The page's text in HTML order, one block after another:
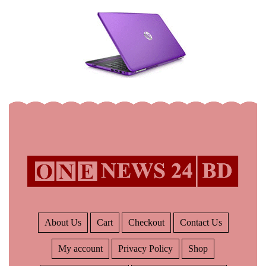
About Us Cart Checkout Contact Us
My account Privacy Policy Shop